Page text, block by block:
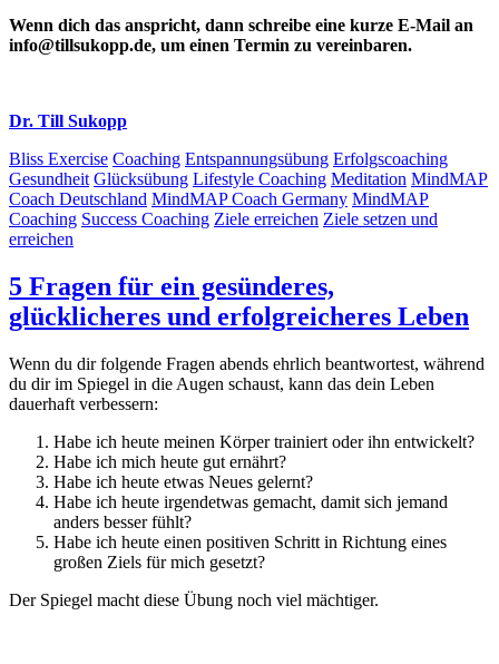
Wenn dich das anspricht, dann schreibe eine kurze E-Mail an
info@tillsukopp.de, um einen Termin zu vereinbaren.
Dr. Till Sukopp
Bliss Exercise Coaching Entspannungsübung Erfolgscoaching
Gesundheit Glücksübung Lifestyle Coaching Meditation MindMAP
Coach Deutschland MindMAP Coach Germany MindMAP
Coaching Success Coaching Ziele erreichen Ziele setzen und
erreichen
5 Fragen für ein gesünderes,
glücklicheres und erfolgreicheres Leben
Wenn du dir folgende Fragen abends ehrlich beantwortest, während
du dir im Spiegel in die Augen schaust, kann das dein Leben
dauerhaft verbessern:
Habe ich heute meinen Körper trainiert oder ihn entwickelt?
Habe ich mich heute gut ernährt?
Habe ich heute etwas Neues gelernt?
Habe ich heute irgendetwas gemacht, damit sich jemand
anders besser fühlt?
Habe ich heute einen positiven Schritt in Richtung eines
großen Ziels für mich gesetzt?
Der Spiegel macht diese Übung noch viel mächtiger.